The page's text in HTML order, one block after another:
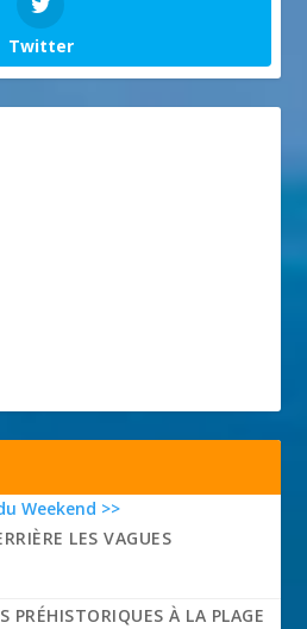
Twitter
Weekend >>
LES VAGUES
PRÉHISTORIQUES À LA PLAGE